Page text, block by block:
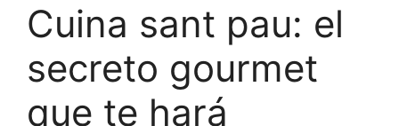
Cuina sant pau: el
secreto gourmet
que te hará